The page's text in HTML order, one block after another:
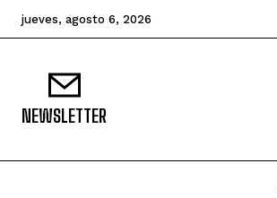
jueves, agosto 6, 2026
NEWSLETTER